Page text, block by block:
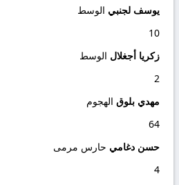
يوسف لجنبي الوسط
10
زكريا أجغلال الوسط
2
مهدي بلوق الهجوم
64
حسن دغامي حارس مرمى
4